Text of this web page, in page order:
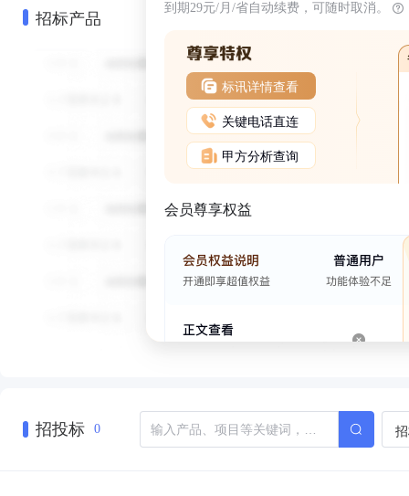
招标产品 到期29元/月/省自动续费，可随时取消。
标讯详情查看
关键电话直连
甲方分析查询
会员尊享权益
招投标 0